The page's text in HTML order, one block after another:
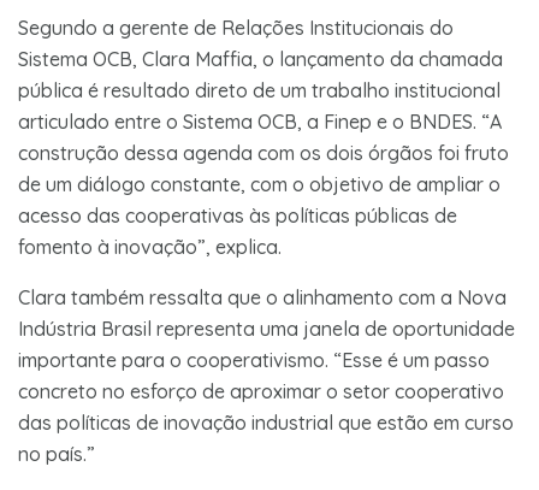
Segundo a gerente de Relações Institucionais do
Sistema OCB, Clara Maffia, o lançamento da chamada
pública é resultado direto de um trabalho institucional
articulado entre o Sistema OCB, a Finep e o BNDES. “A
construção dessa agenda com os dois órgãos foi fruto
de um diálogo constante, com o objetivo de ampliar o
acesso das cooperativas às políticas públicas de
fomento à inovação”, explica.
Clara também ressalta que o alinhamento com a Nova
Indústria Brasil representa uma janela de oportunidade
importante para o cooperativismo. “Esse é um passo
concreto no esforço de aproximar o setor cooperativo
das políticas de inovação industrial que estão em curso
no país.”